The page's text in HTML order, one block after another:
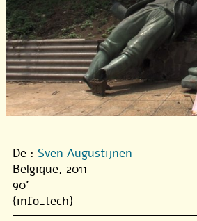
De : Sven Augustijnen
Belgique, 2011
90'
{info_tech}